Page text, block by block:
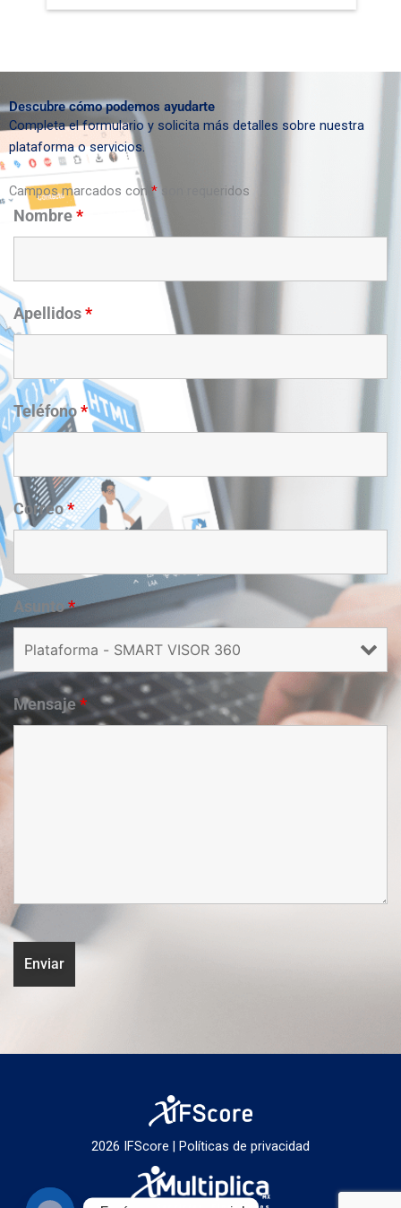
Descubre cómo podemos ayudarte
Completa el formulario y solicita más detalles sobre nuestra
plataforma o servicios.
Campos marcados con * son requeridos
Nombre*
Apellidos*
Teléfono*
Correo*
Asunto*
Mensaje*
2026 IFScore | Políticas de privacidad